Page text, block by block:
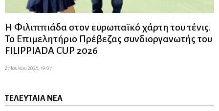
Η Φιλιππιάδα στον ευρωπαϊκό χάρτη του τένις.
Το Επιμελητήριο Πρέβεζας συνδιοργανωτής του
FILIPPIADA CUP 2026
27 Ιουλίου 2026, 19:07
ΤΕΛΕΥΤΑΊΑ ΝΈΑ